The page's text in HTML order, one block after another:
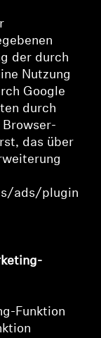
der durch
Nutzung
Google
durch
das über
ads/plugin
Funktion